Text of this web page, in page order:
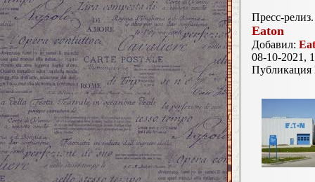
Пресс-релиз.
Eaton
Добавил:
08-10-2021,